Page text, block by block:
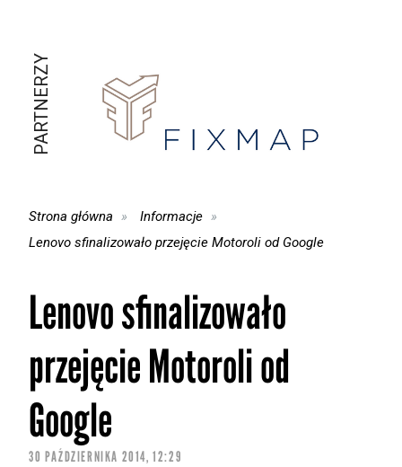
PARTNERZY
Strona główna
Informacje
Lenovo sfinalizowało przejęcie Motoroli od Google
Lenovo sfinalizowało
przejęcie Motoroli od
Google
30 PAŹDZIERNIKA 2014, 12:29